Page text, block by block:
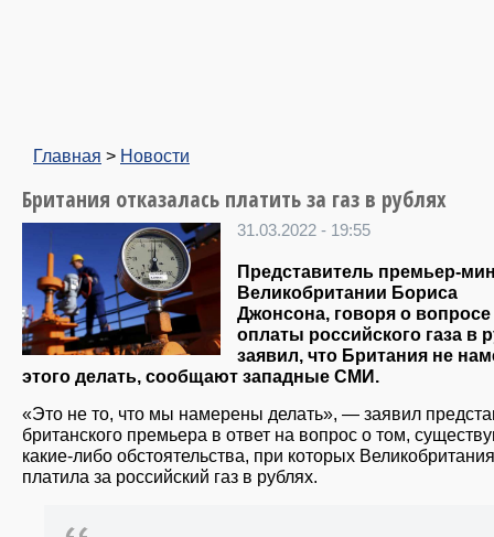
Главная > Новости
Британия отказалась платить за газ в рублях
31.03.2022 - 19:55
Представитель премьер-
Великобритании Бориса
Джонсона, говоря о вопросе
оплаты российского газа в
заявил, что Британия не
этого делать, сообщают западные СМИ.
«Это не то, что мы намерены делать», — заявил
британского премьера в ответ на вопрос о том,
какие-либо обстоятельства, при которых
платила за российский газ в рублях.